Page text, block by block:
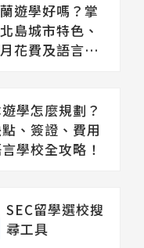
遊學好嗎？掌
島城市特色、
花費及語言學
學怎麼規劃？
、簽證、費用
學校全攻略！
SEC留學選校搜
尋工具